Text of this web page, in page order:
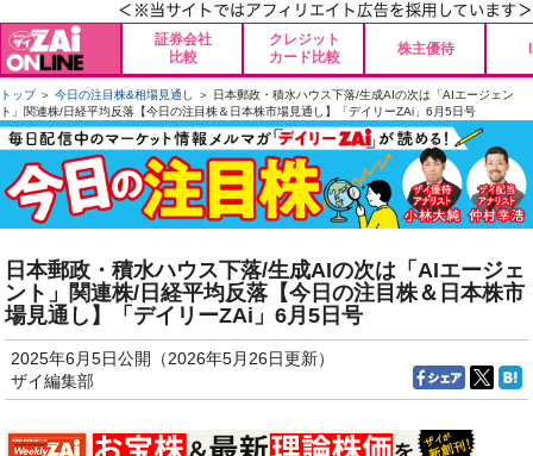
証券会社
比較
クレジット
カード比較
株主優待
トップ＞ 今日の注目株&相場見通し
＞ 日本郵政・積水ハウス下落/生成AIの次は「AIエージェン
ト」関連株/日経平均反落【今日の注目株＆日本株市場見通し】「デイリーZAi」6月5日号
日本郵政・積水ハウス下落/生成AIの次は「AIエージェ
ント」関連株/日経平均反落【今日の注目株＆日本株市
場見通し】「デイリーZAi」6月5日号
2025年6月5日公開（2026年5月26日更新）
ザイ編集部